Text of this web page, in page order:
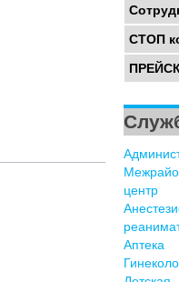
СТОП
центр
Аптека